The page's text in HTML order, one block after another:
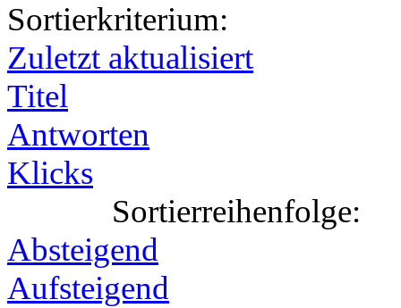
Sortierkriterium:
Zuletzt aktualisiert
Titel
Antworten
Klicks
Sortierreihenfolge:
Absteigend
Aufsteigend